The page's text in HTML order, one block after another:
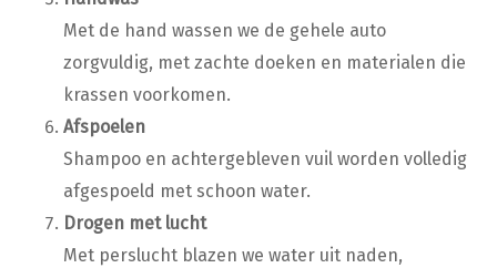
Met de hand wassen we de gehele auto
zorgvuldig, met zachte doeken en materialen die
krassen voorkomen.
Afspoelen
Shampoo en achtergebleven vuil worden volledig
afgespoeld met schoon water.
Drogen met lucht
Met perslucht blazen we water uit naden,